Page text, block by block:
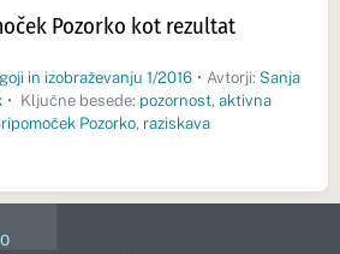
Pozorko kot rezultat
in izobraževanju 1/2016 • Avtorji: Sanja
• Ključne besede: pozornost, aktivna
Pozorko, raziskava